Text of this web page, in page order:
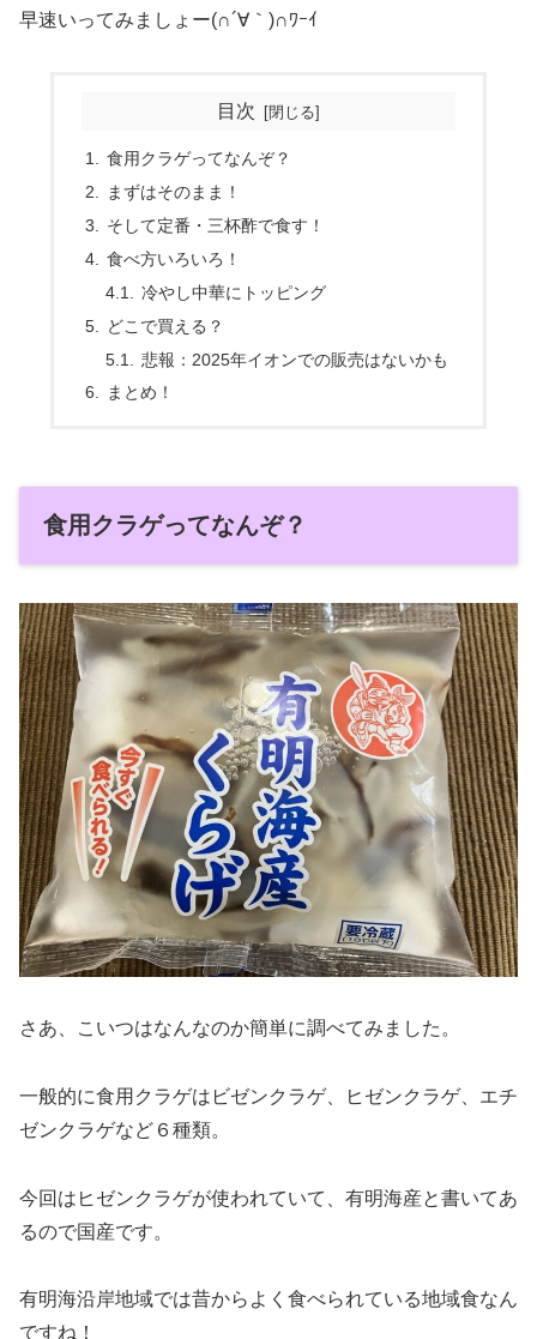
早速いってみましょー(∩´∀｀)∩ﾜｰｲ
目次
食用クラゲってなんぞ？
まずはそのまま！
そして定番・三杯酢で食す！
食べ方いろいろ！
冷やし中華にトッピング
どこで買える？
悲報：2025年イオンでの販売はないかも
まとめ！
食用クラゲってなんぞ？
さあ、こいつはなんなのか簡単に調べてみました。
一般的に食用クラゲはビゼンクラゲ、ヒゼンクラゲ、エチ
ゼンクラゲなど６種類。
今回はヒゼンクラゲが使われていて、有明海産と書いてあ
るので国産です。
有明海沿岸地域では昔からよく食べられている地域食なん
ですね！